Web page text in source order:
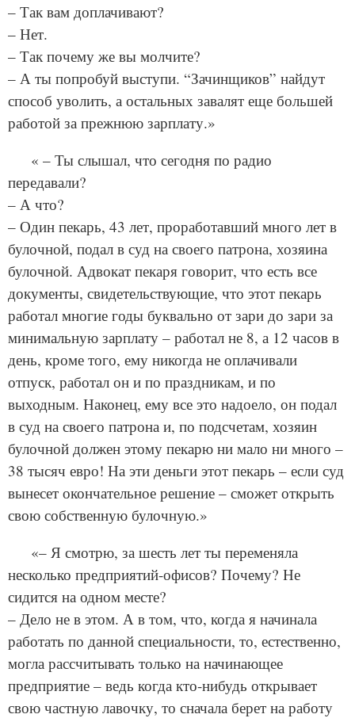
– Так вам доплачивают?
– Нет.
– Так почему же вы молчите?
– А ты попробуй выступи. “Зачинщиков” найдут
способ уволить, а остальных завалят еще большей
работой за прежнюю зарплату.»
« – Ты слышал, что сегодня по радио
передавали?
– А что?
– Один пекарь, 43 лет, проработавший много лет в
булочной, подал в суд на своего патрона, хозяина
булочной. Адвокат пекаря говорит, что есть все
документы, свидетельствующие, что этот пекарь
работал многие годы буквально от зари до зари за
минимальную зарплату – работал не 8, а 12 часов в
день, кроме того, ему никогда не оплачивали
отпуск, работал он и по праздникам, и по
выходным. Наконец, ему все это надоело, он подал
в суд на своего патрона и, по подсчетам, хозяин
булочной должен этому пекарю ни мало ни много –
38 тысяч евро! На эти деньги этот пекарь – если суд
вынесет окончательное решение – сможет открыть
свою собственную булочную.»
«– Я смотрю, за шесть лет ты переменяла
несколько предприятий-офисов? Почему? Не
сидится на одном месте?
– Дело не в этом. А в том, что, когда я начинала
работать по данной специальности, то, естественно,
могла рассчитывать только на начинающее
предприятие – ведь когда кто-нибудь открывает
свою частную лавочку, то сначала берет на работу